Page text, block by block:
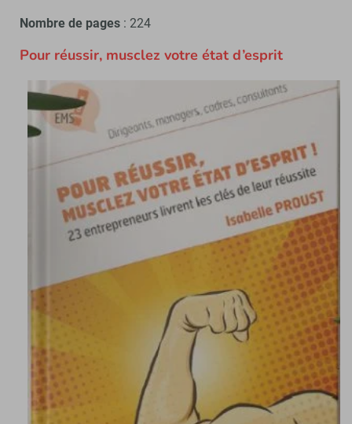
Nombre de pages : 224
Pour réussir, musclez votre état d’esprit